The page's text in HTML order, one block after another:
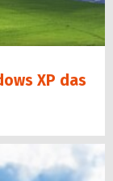
XP das